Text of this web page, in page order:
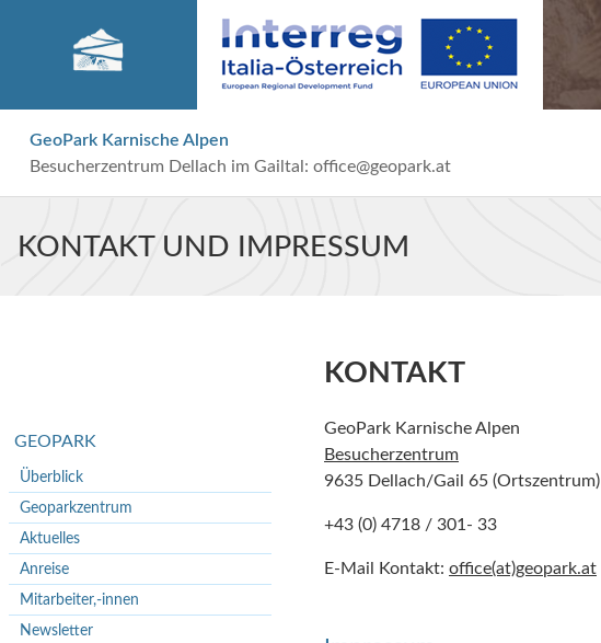
GeoPark Karnische Alpen
Besucherzentrum Dellach im Gailtal: office@geopark.at
KONTAKT UND IMPRESSUM
GEOPARK
Überblick
Geoparkzentrum
Aktuelles
Anreise
Mitarbeiter,-innen
Newsletter
KONTAKT
GeoPark Karnische Alpen
Besucherzentrum
9635 Dellach/Gail 65 (Ortszentrum)
+43 (0) 4718 / 301- 33
E-Mail Kontakt: office(at)geopark.at